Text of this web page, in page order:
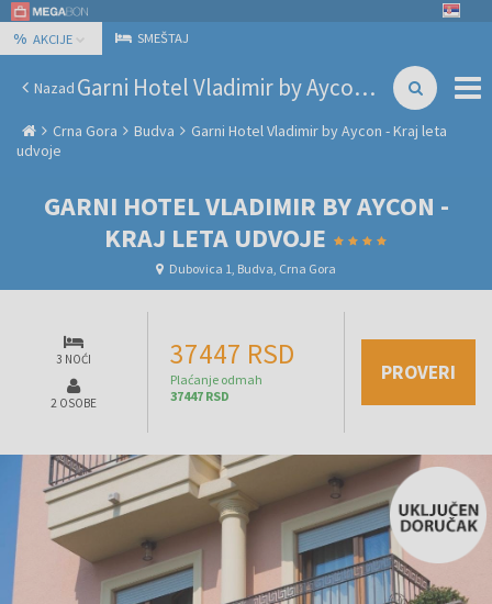
% AKCIJE SMEŠTAJ
Nazad Garni Hotel Vladimir by Aycon - Kraj leta udvoje
Crna Gora Budva
Garni Hotel Vladimir by Aycon - Kraj leta
udvoje
GARNI HOTEL VLADIMIR BY AYCON -
KRAJ LETA UDVOJE
Dubovica 1, Budva, Crna Gora
3 NOĆI
2 OSOBE
37447 RSD
Plaćanje odmah
37447 RSD
PROVERI